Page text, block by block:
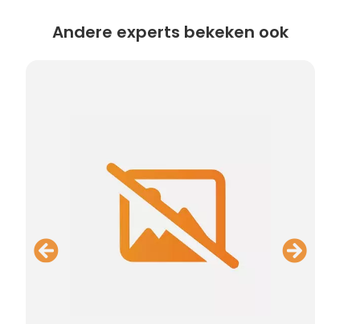
Andere experts bekeken ook